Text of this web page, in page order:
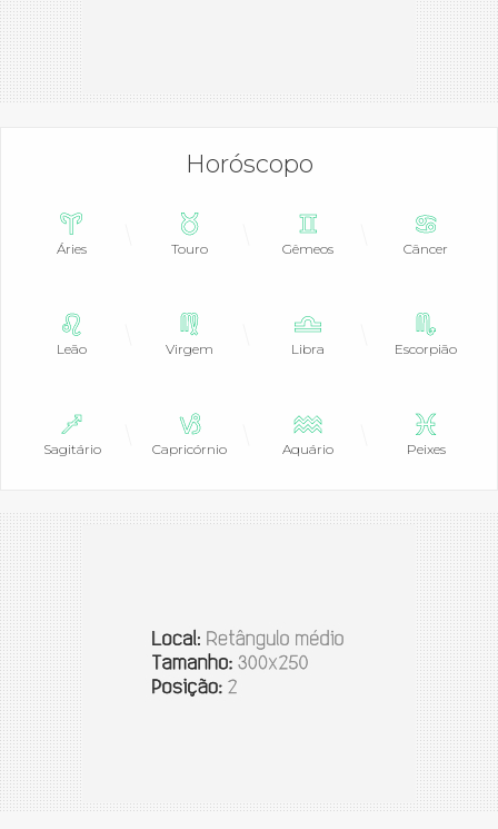
Horóscopo
Áries Touro Gêmeos Câncer
Leão Virgem Libra Escorpião
Sagitário Capricórnio Aquário Peixes